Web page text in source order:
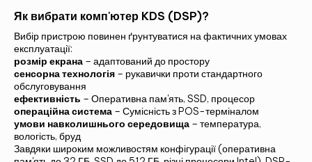
Як вибрати комп'ютер KDS (DSP)?
Вибір пристрою повинен ґрунтуватися на фактичних умовах
експлуатації:
розмір екрана – адаптований до простору
сенсорна технологія – рукавички проти стандартного
обслуговування
ефективність – Оперативна пам'ять, SSD, процесор
операційна система – Сумісність з POS-терміналом
умови навколишнього середовища – температура,
вологість, бруд
Завдяки широким можливостям конфігурації (оперативна